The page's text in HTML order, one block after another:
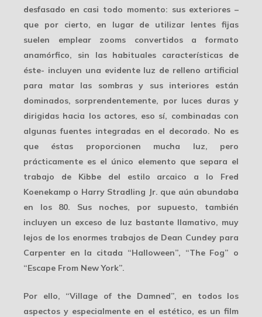
desfasado en casi todo momento: sus exteriores –
que por cierto, en lugar de utilizar lentes fijas
suelen emplear zooms convertidos a formato
anamórfico, sin las habituales características de
éste- incluyen una evidente luz de relleno artificial
para matar las sombras y sus interiores están
dominados, sorprendentemente, por luces duras y
dirigidas hacia los actores, eso sí, combinadas con
algunas fuentes integradas en el decorado. No es
que éstas proporcionen mucha luz, pero
prácticamente es el único elemento que separa el
trabajo de Kibbe del estilo arcaico a lo Fred
Koenekamp o Harry Stradling Jr. que aún abundaba
en los 80. Sus noches, por supuesto, también
incluyen un exceso de luz bastante llamativo, muy
lejos de los enormes trabajos de Dean Cundey para
Carpenter en la citada “Halloween”, “The Fog” o
“Escape From New York”.
Por ello, “Village of the Damned”, en todos los
aspectos y especialmente en el estético, es un film